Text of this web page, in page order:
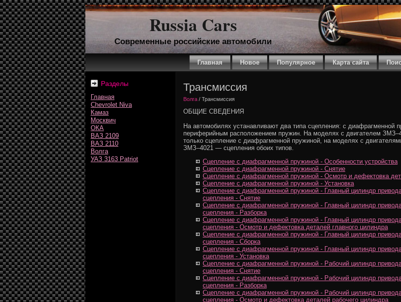
Russia Cars
Современные российские автомобили
Главная Новое Популярное Карта сайта
Разделы
Главная
Chevrolet Niva
Камаз
Москвич
ОКА
ВАЗ 2109
ВАЗ 2110
Волга
УАЗ 3163 Patriot
Трансмиссия
Волга / Трансмиссия
ОБЩИЕ СВЕДЕНИЯ
На автомобилях устанавливают два типа сцепления: с диафрагменной
периферийным расположением пружин. На моделях с двигателем
только сцепление с диафрагменной пружиной, на моделях с
ЗМЗ–4021 — сцепления обоих типов.
Сцепление с диафрагменной пружиной - Особенности устройства
Сцепление с диафрагменной пружиной - Снятие
Сцепление с диафрагменной пружиной - Осмотр и дефектовка
Сцепление с диафрагменной пружиной - Установка
Сцепление с диафрагменной пружиной - Главный цилиндр
сцепления - Снятие
Сцепление с диафрагменной пружиной - Главный цилиндр
сцепления - Разборка
Сцепление с диафрагменной пружиной - Главный цилиндр
сцепления - Осмотр и дефектовка деталей главного цилиндра
Сцепление с диафрагменной пружиной - Главный цилиндр
сцепления - Сборка
Сцепление с диафрагменной пружиной - Главный цилиндр
сцепления - Установка
Сцепление с диафрагменной пружиной - Рабочий цилиндр
сцепления - Снятие
Сцепление с диафрагменной пружиной - Рабочий цилиндр
сцепления - Разборка
Сцепление с диафрагменной пружиной - Рабочий цилиндр
сцепления - Осмотр и дефектовка деталей рабочего цилиндра